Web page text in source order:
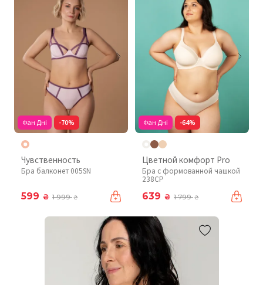
Фан Дні -70%
Чувственность
Бра балконет 005SN
599 ₴ 1 999₴
Фан Дні -64%
Цветной комфорт Pro
Бра с формованной чашкой
238CP
639 ₴ 1 799₴